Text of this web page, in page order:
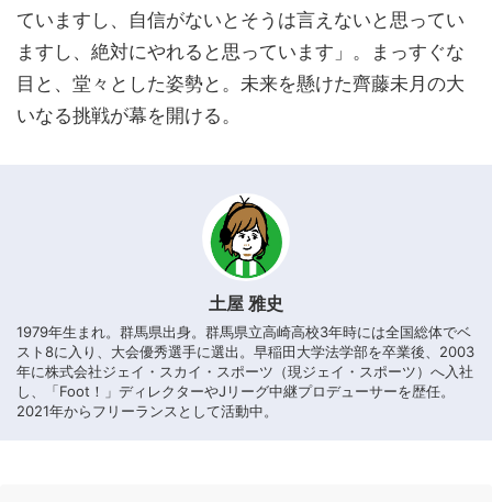
ていますし、自信がないとそうは言えないと思ってい
ますし、絶対にやれると思っています」。まっすぐな
目と、堂々とした姿勢と。未来を懸けた齊藤未月の大
いなる挑戦が幕を開ける。
土屋 雅史
1979年生まれ。群馬県出身。群馬県立高崎高校3年時には全国総体でベ
スト8に入り、大会優秀選手に選出。早稲田大学法学部を卒業後、2003
年に株式会社ジェイ・スカイ・スポーツ（現ジェイ・スポーツ）へ入社
し、「Foot！」ディレクターやJリーグ中継プロデューサーを歴任。
2021年からフリーランスとして活動中。